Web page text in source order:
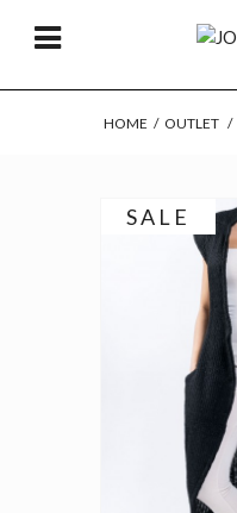
HOME / OUTLET /
SALE